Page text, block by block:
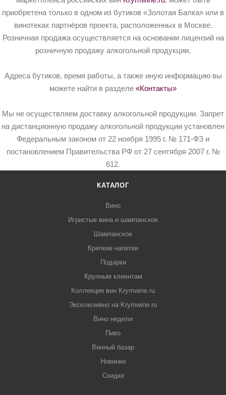
приобретена только в одном из бутиков «Золотая Балка» или в
винотеках партнёров проекта, расположенных в Москве.
Розничная продажа осуществляется на основании лицензий на
розничную продажу алкогольной продукции.
Адреса бутиков, время работы, а также иную информацию вы
можете найти в разделе «Контакты»
Мы не осуществляем доставку алкогольной продукции. Запрет
на дистанционную продажу алкогольной продукции установлен
Федеральным законом от 22 ноября 1995 г. № 171-ФЗ и
постановлением Правительства РФ от 27 сентября 2007 г. №
612.
КАТАЛОГ
Вино
Игристые вина и шампанское
Шампанское
Крепкие напитки
Подарки
Крупным клиентам
Коллекция вин Krymwine.ru
Эксклюзивно на Krymwine.ru
Вино недели
Пиво
Винный базар
Новинки
Скидки